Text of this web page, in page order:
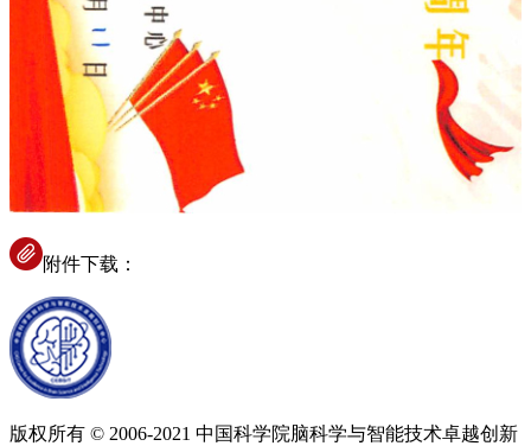
附件下载：
版权所有 © 2006-2021 中国科学院脑科学与智能技术卓越创新